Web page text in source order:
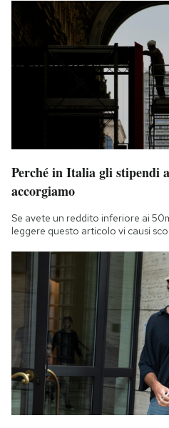
Perché in Italia gli stipendi
accorgiamo
Se avete un reddito inferiore ai
leggere questo articolo vi causi